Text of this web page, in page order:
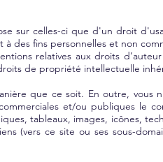
sur celles-ci que d'un droit
des fins personnelles et non
relatives aux droits
de propriété intellectuelle
que ce soit. En outre, vous
et/ou publiques le
tableaux, images, icônes,
(vers ce site ou ses sous-